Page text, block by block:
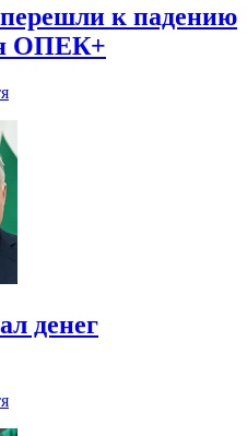
к падению
ОПЕК+
денег